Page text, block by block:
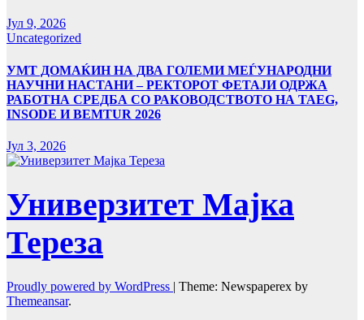
Јул 9, 2026
Uncategorized
УMТ ДОМАЌИН НА ДВА ГОЛЕМИ МЕЃУНАРОДНИ
НАУЧНИ НАСТАНИ – РЕКТОРОТ ФЕТАЈИ ОДРЖА
РАБОТНА СРЕДБА СО РАКОВОДСТВОТО НА TAEG,
INSODE И BEMTUR 2026
Јул 3, 2026
Универзитет Мајка
Тереза
Proudly powered by WordPress | Theme: Newspaperex by
Themeansar.